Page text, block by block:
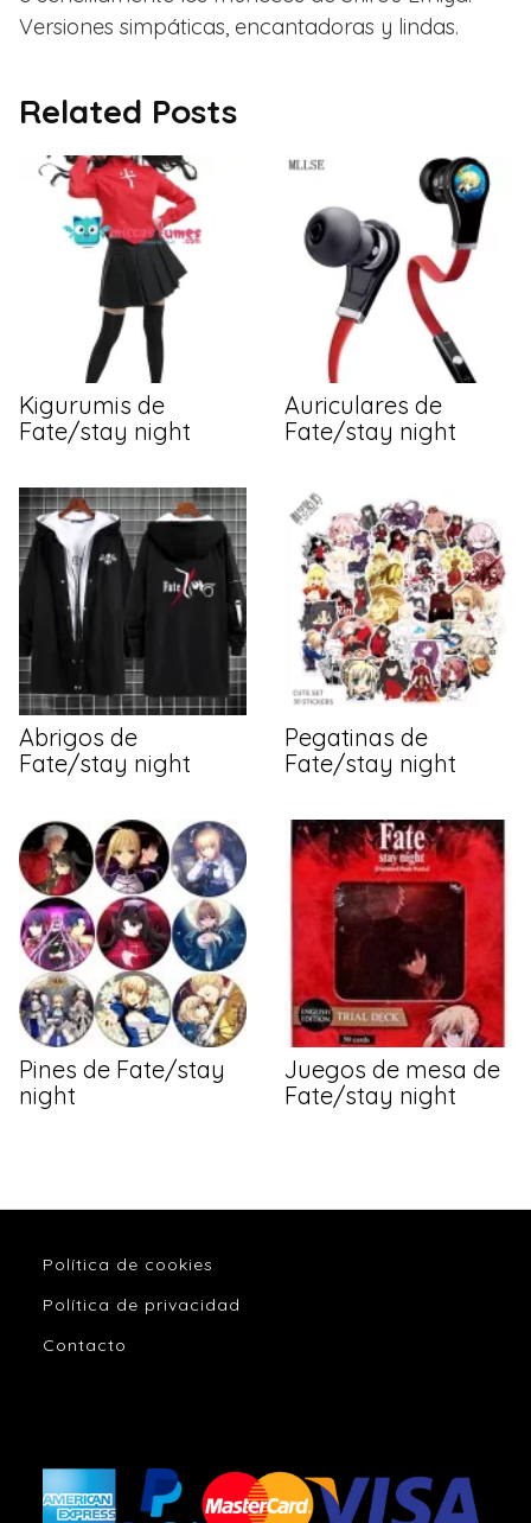
Versiones simpáticas, encantadoras y lindas.
Related Posts
Kigurumis de
Fate/stay night
Auriculares de
Fate/stay night
Abrigos de
Fate/stay night
Pegatinas de
Fate/stay night
Pines de Fate/stay
night
Juegos de mesa de
Fate/stay night
Política de cookies
Política de privacidad
Contacto